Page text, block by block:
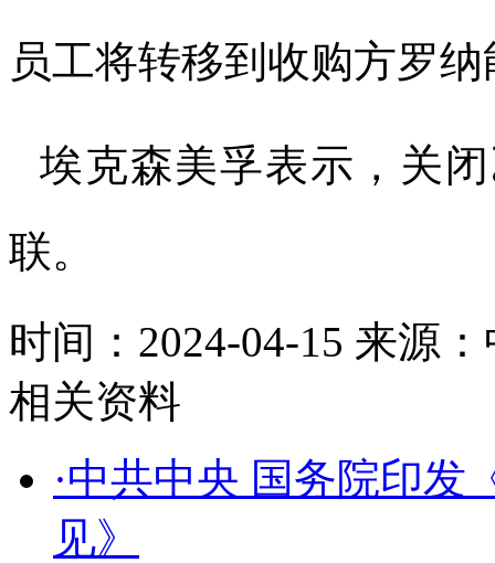
员工将转移到收购方罗
埃克森美孚表示，关
联。
时间：2024-04-15 来源
相关资料
·中共中央 国务院印发
见》